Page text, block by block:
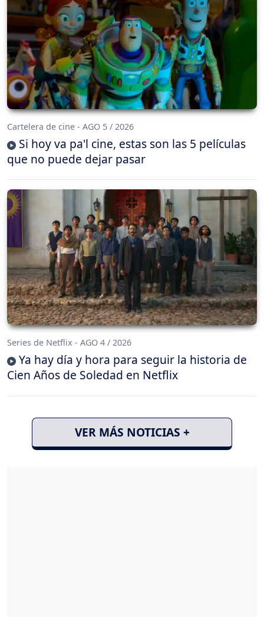
Cartelera de cine - AGO 5 / 2026
Si hoy va pa'l cine, estas son las 5 películas
que no puede dejar pasar
Series de Netflix - AGO 4 / 2026
Ya hay día y hora para seguir la historia de
Cien Años de Soledad en Netflix
VER MÁS NOTICIAS +